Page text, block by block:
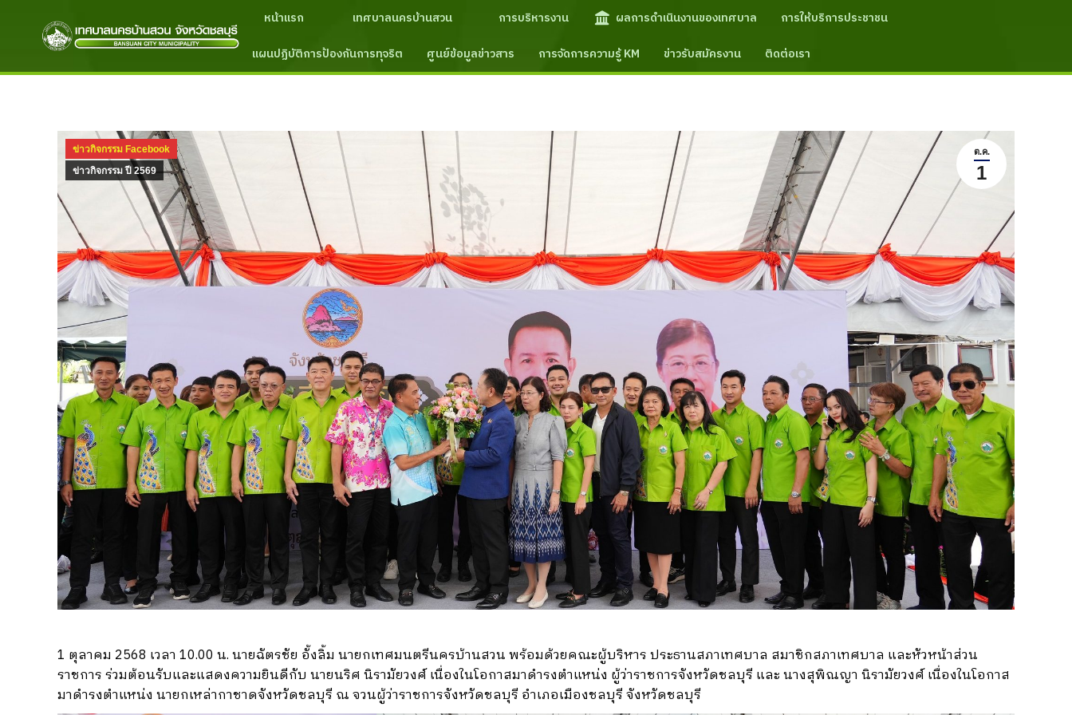
หน้าแรก เทศบาลนครบ้านสวน การบริหารงาน ผลการดำเนินงานของเทศบาล
การให้บริการประชาชน
แผนปฏิบัติการป้องกันการทุจริต
ศูนย์ข้อมูลข่าวสาร การจัดการความรู้ KM ข่าวรับสมัครงาน ติดต่อเรา
ต.ค.
1
ข่าวกิจกรรม Facebook
ข่าวกิจกรรม ปี 2569
1 ตุลาคม 2568 เวลา 10.00 น. นายฉัตรชัย อั้งลิ้ม นายกเทศมนตรีนครบ้านสวน พร้อมด้วยคณะผู้บริหาร ประธานสภาเทศบาล สมาชิกสภาเทศบาล และหัวหน้าส่วน
ราชการ ร่วมต้อนรับและแสดงความยินดีกับ นายนริศ นิรามัยวงศ์ เนื่องในโอกาสมาดำรงตำแหน่ง ผู้ว่าราชการจังหวัดชลบุรี และ นางสุพิณญา นิรามัยวงศ์ เนื่องในโอกาส
มาดำรงตำแหน่ง นายกเหล่ากาชาดจังหวัดชลบุรี ณ จวนผู้ว่าราชการจังหวัดชลบุรี อำเภอเมืองชลบุรี จังหวัดชลบุรี